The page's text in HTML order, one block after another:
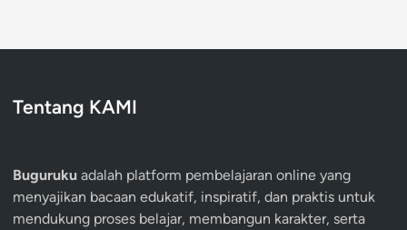
Tentang KAMI
Buguruku adalah platform pembelajaran online yang
menyajikan bacaan edukatif, inspiratif, dan praktis untuk
mendukung proses belajar, membangun karakter, serta